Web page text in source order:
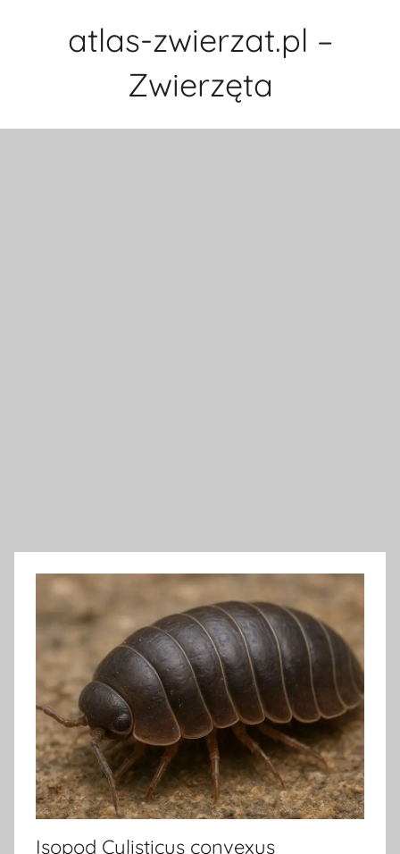
atlas-zwierzat.pl –
Zwierzęta
Isopod Cylisticus convexus